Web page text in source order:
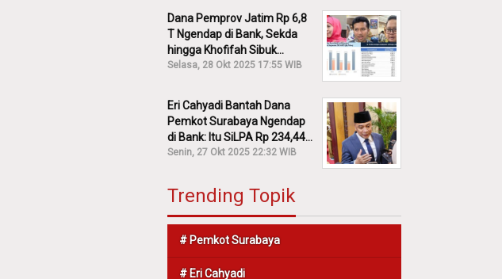
Dana Pemprov Jatim Rp 6,8
T Ngendap di Bank, Sekda
hingga Khofifah Sibuk
Membantah!
Selasa, 28 Okt 2025 17:55 WIB
Eri Cahyadi Bantah Dana
Pemkot Surabaya Ngendap
di Bank: Itu SiLPA Rp 234,44
M!
Senin, 27 Okt 2025 22:32 WIB
Trending Topik
# Pemkot Surabaya
# Eri Cahyadi